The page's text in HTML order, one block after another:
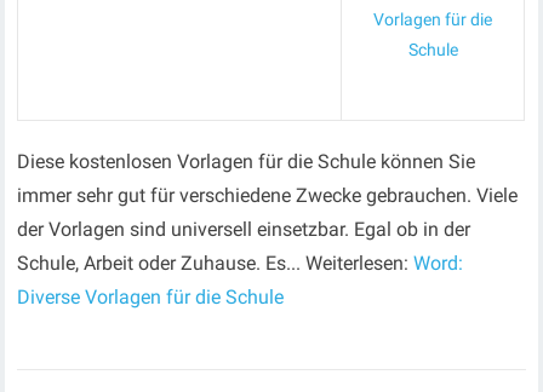
Vorlagen für die
Schule
Diese kostenlosen Vorlagen für die Schule können Sie
immer sehr gut für verschiedene Zwecke gebrauchen. Viele
der Vorlagen sind universell einsetzbar. Egal ob in der
Schule, Arbeit oder Zuhause. Es... Weiterlesen:Word:
Diverse Vorlagen für die Schule